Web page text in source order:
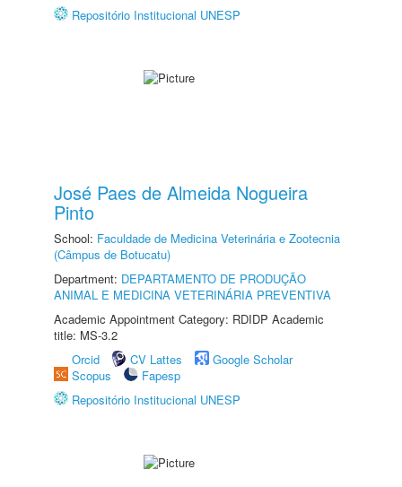
Repositório Institucional UNESP
José Paes de Almeida Nogueira
Pinto
School: Faculdade de Medicina Veterinária e Zootecnia
(Câmpus de Botucatu)
Department: DEPARTAMENTO DE PRODUÇÃO
ANIMAL E MEDICINA VETERINÁRIA PREVENTIVA
Academic Appointment Category: RDIDP Academic
title: MS-3.2
Orcid
CV Lattes
Google Scholar
Scopus
Fapesp
Repositório Institucional UNESP